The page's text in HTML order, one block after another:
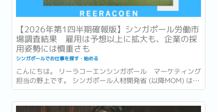
【2026年第1四半期確報版】シンガポール労働市
場調査結果 雇用は予想以上に拡大も、企業の採
用姿勢には慎重さも
シンガポールでお仕事を探す・始める
こんにちは。 リーラコーエンシンガポール マーケティング
担当の野上です。 シンガポール人材開発省 (以降MOM) は先
日の2026年6月15日、2026年第1四半期 (1〜3月) の労働市
場レポート (Labour Market Report) を発表しました。...